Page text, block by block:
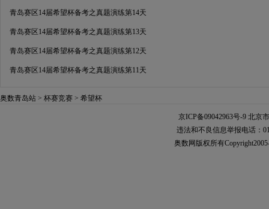
青岛赛区14届希望杯备考之真题演练第14天
青岛赛区14届希望杯备考之真题演练第13天
青岛赛区14届希望杯备考之真题演练第12天
青岛赛区14届希望杯备考之真题演练第11天
奥数青岛站 > 杯赛竞赛 > 希望杯
京ICP备09042963号-9 北京
违法和不良信息举报电话：
奥数网版权所有